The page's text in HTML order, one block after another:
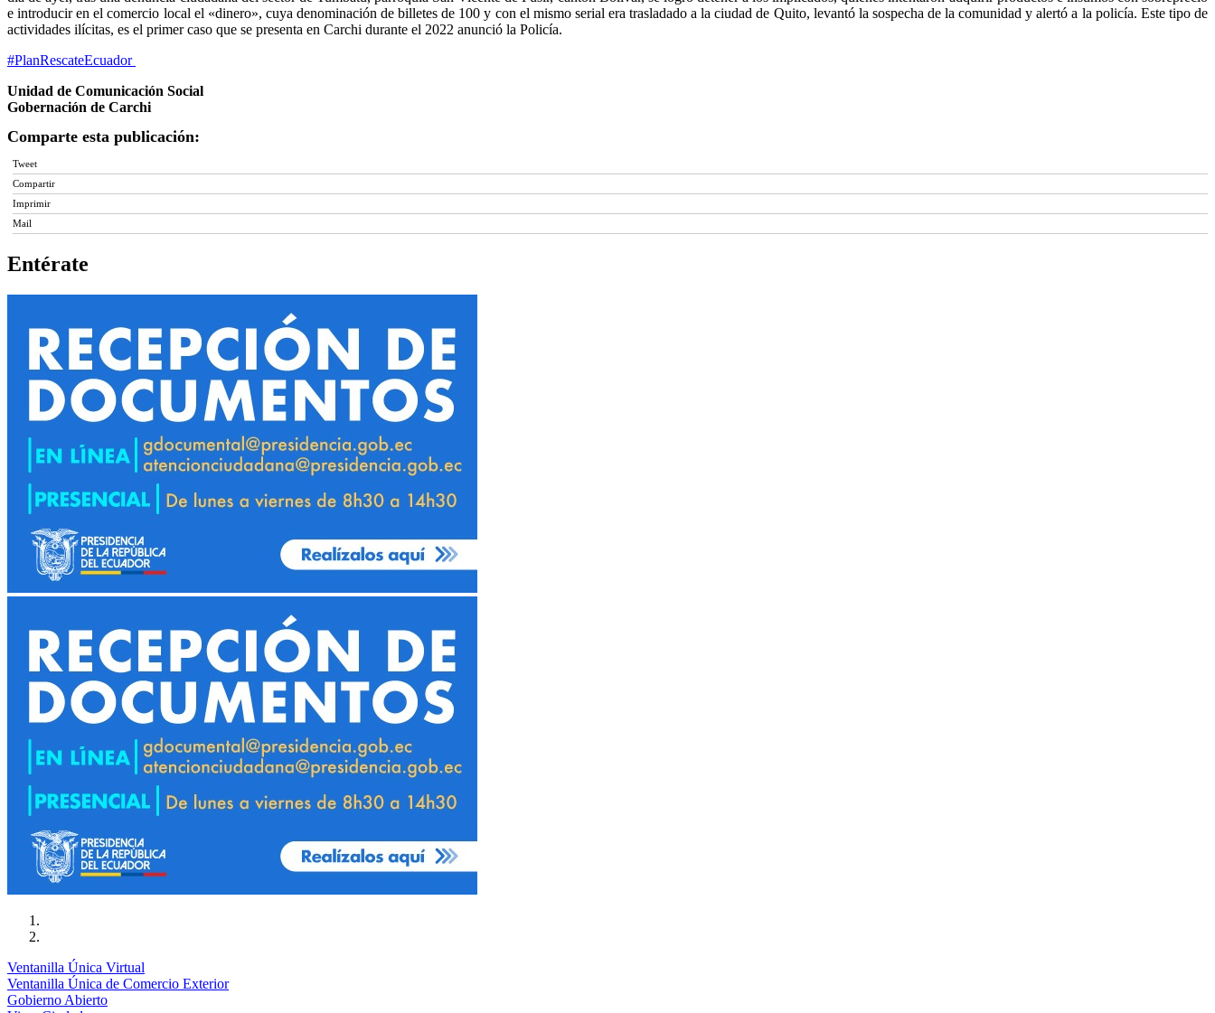
e introducir en el comercio local el «dinero», cuya denominación de billetes de 100 y con el mismo serial era trasladado a la ciudad de Quito, levantó la sospecha de la comunidad y alertó a la policía. Este tipo de
actividades ilícitas, es el primer caso que se presenta en Carchi durante el 2022 anunció la Policía.
#PlanRescateEcuador
Unidad de Comunicación Social
Gobernación de Carchi
Comparte esta publicación:
Tweet
Compartir
Imprimir
Mail
Entérate
Ventanilla Única Virtual
Ventanilla Única de Comercio Exterior
Gobierno Abierto